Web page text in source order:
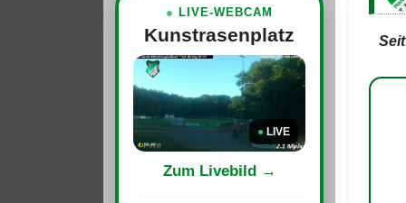
● LIVE-WEBCAM
Kunstrasenplatz
● LIVE
Zum Livebild →